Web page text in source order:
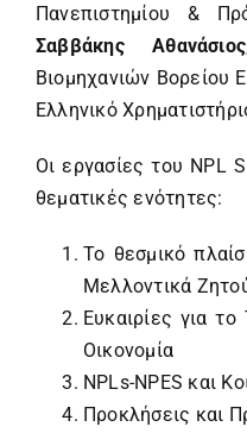
Πανεπιστημίου &
Σαββάκης Αθανάσιος
Βιομηχανιών Βορείου
Ελληνικό
Οι εργασίες του NPL
θεματικές ενότητες:
Το θεσμικό
Μελλοντικά
Ευκαιρίες για
Οικονομία
NPLs-NPES και
Προκλήσεις και